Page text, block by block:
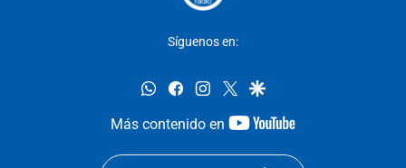
Síguenos en:
whatsappfacebookinstagram
twittergoogle
Más contenido en
youtube-